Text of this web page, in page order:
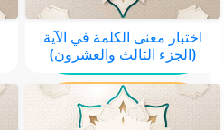
اختبار معنى الكلمة في الآية
(الجزء الثالث والعشرون)